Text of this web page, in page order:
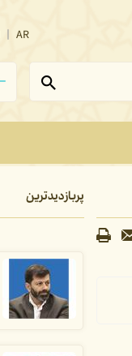
AR
پربازدیدترین